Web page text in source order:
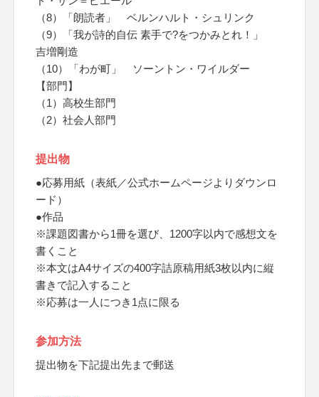
（8）「朗読者」 ベルンハルト・シュリンク
（9）「我が詩的自伝 素手で?をつかみとれ！」
吉増剛造
（10）「わが町」 ソーントン・ワイルダー
【部門】
（1）高校生部門
（2）社会人部門
提出物
●応募用紙（表紙／公式ホームページよりダウンロ
ード）
●作品
※課題図書から1冊を選び、1200字以内で感想文を
書くこと
※本文はA4サイズの400字詰原稿用紙3枚以内に縦
書きで記入すること
※応募は一人につき1点に限る
参加方法
提出物を下記提出先まで郵送